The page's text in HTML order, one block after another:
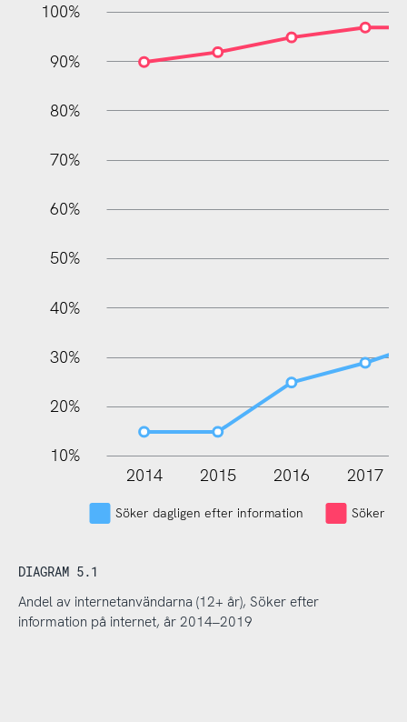
10%
20%
30%
40%
50%
60%
70%
80%
90%
100%
2014 2015 2016 2017
Söker dagligen efter information Söker
DIAGRAM 5.1
Andel av internetanvändarna (12+ år), Söker efter
information på internet, år 2014–2019